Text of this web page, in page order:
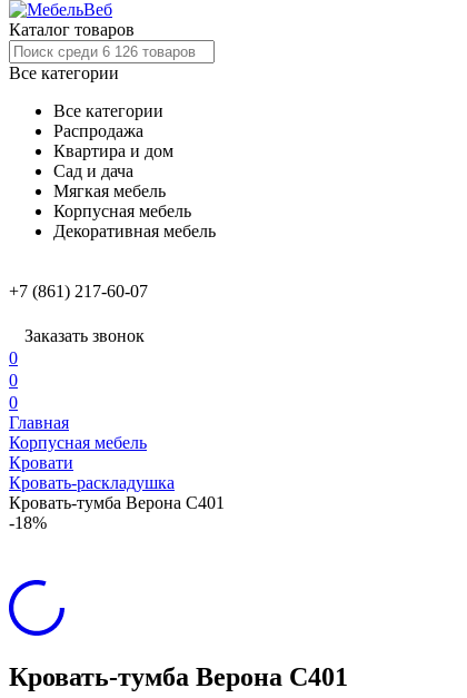
Каталог товаров
Все категории
Все категории
Распродажа
Квартира и дом
Сад и дача
Мягкая мебель
Корпусная мебель
Декоративная мебель
+7 (861) 217-60-07
Заказать звонок
0
0
0
Главная
Корпусная мебель
Кровати
Кровать-раскладушка
Кровать-тумба Верона С401
-18%
Кровать-тумба Верона С401